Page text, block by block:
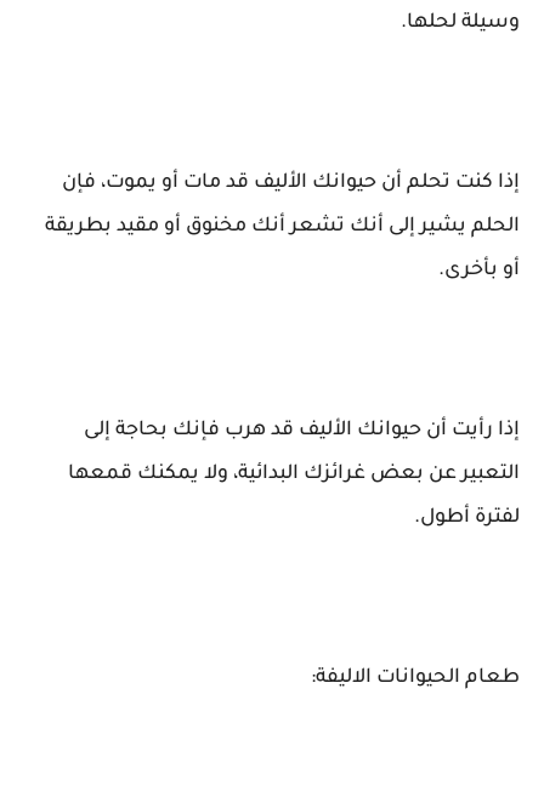
وسيلة لحلها.
إذا كنت تحلم أن حيوانك الأليف قد مات أو يموت، فإن
الحلم يشير إلى أنك تشعر أنك مخنوق أو مقيد بطريقة
أو بأخرى.
إذا رأيت أن حيوانك الأليف قد هرب فإنك بحاجة إلى
التعبير عن بعض غرائزك البدائية، ولا يمكنك قمعها
لفترة أطول.
طعام الحيوانات الاليفة: